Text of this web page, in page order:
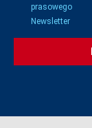
prasowego
Newsletter